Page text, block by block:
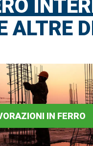
ALTRE
IN FERRO